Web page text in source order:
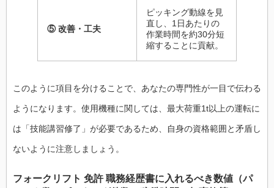
⑤ 改善・工夫
ピッキング動線を見
直し、1日あたりの
作業時間を約30分短
縮することに貢献。
このように項目を分けることで、あなたの専門性が一目で伝わる
ようになります。使用機種に関しては、最大荷重1t以上の運転に
は「技能講習修了」が必要であるため、自身の資格範囲と矛盾し
ないように注意しましょう。
フォークリフト 免許 職務経歴書に入れるべき数値（パ